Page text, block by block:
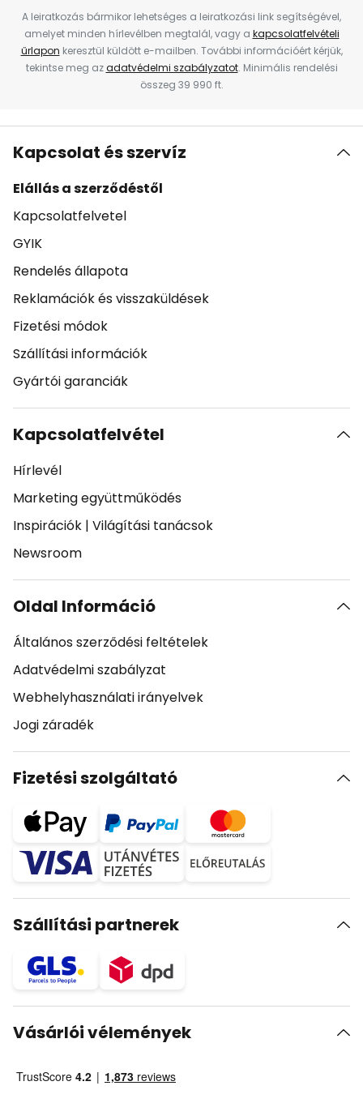
A leiratkozás bármikor lehetséges a leiratkozási link segítségével,
amelyet minden hírlevélben megtalál, vagy a kapcsolatfelvételi
űrlapon keresztül küldött e-mailben. További információért kérjük,
tekintse meg azadatvédelmi szabályzatot. Minimális rendelési
összeg 39 990 ft.
Kapcsolat és szervíz
Elállás a szerződéstől
Kapcsolatfelvetel
GYIK
Rendelés állapota
Reklamációk és visszaküldések
Fizetési módok
Szállítási információk
Gyártói garanciák
Kapcsolatfelvétel
Hírlevél
Marketing együttműködés
Inspirációk | Világítási tanácsok
Newsroom
Oldal Információ
Általános szerződési feltételek
Adatvédelmi szabályzat
Webhelyhasználati irányelvek
Jogi záradék
Fizetési szolgáltató
Szállítási partnerek
Vásárlói vélemények